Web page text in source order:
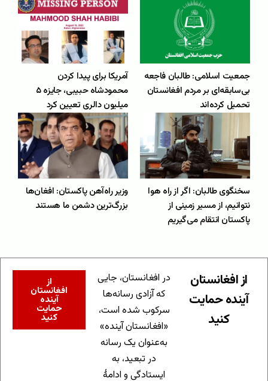
جمعیت اسلامی: طالبان فاجعه‌
بی‌سابقه‌ای بر مردم افغانستان
تحمیل کرده‌اند
آمریکا برای پیدا کردن
محمودشاه حبیبی، جایزه ۵
میلیون دالری تعیین کرد
سخنگوی طالبان: اگر از راه هوا
نتوانیم، از مسیر زمینی از
پاکستان انتقام می‌گیریم
وزیر راه‌آهن پاکستان: افغان‌ها
بزرگ‌ترین دشمن ما هستند
از افغانستان
آینده حمایت
کنید
در افغانستان، جایی
که آزادی رسانه‌ها
سرکوب شده است،
«افغانستان آینده»
به‌عنوان یک رسانه
در تبعید، به
ایستادگی و ادامهٔ
از
افغانستان
آینده
حمایت
کنید